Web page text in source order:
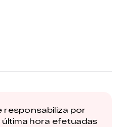
responsabiliza por
hora efetuadas